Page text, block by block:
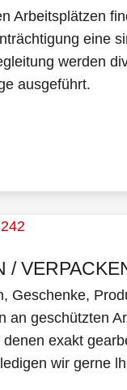
Arbeitsplätzen
eine
werden
ausgeführt.
/
Geschenke,
an geschützten
exakt
wir gerne